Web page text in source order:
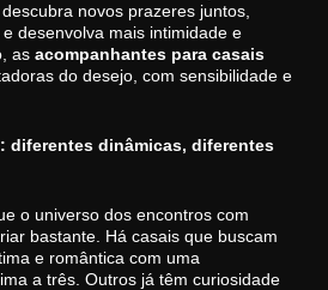
novos prazeres juntos,
desenvolva mais intimidade e
as acompanhantes para casais
do desejo, com sensibilidade e
diferentes dinâmicas, diferentes
o universo dos encontros com
bastante. Há casais que buscam
e romântica com uma
a três. Outros já têm curiosidade